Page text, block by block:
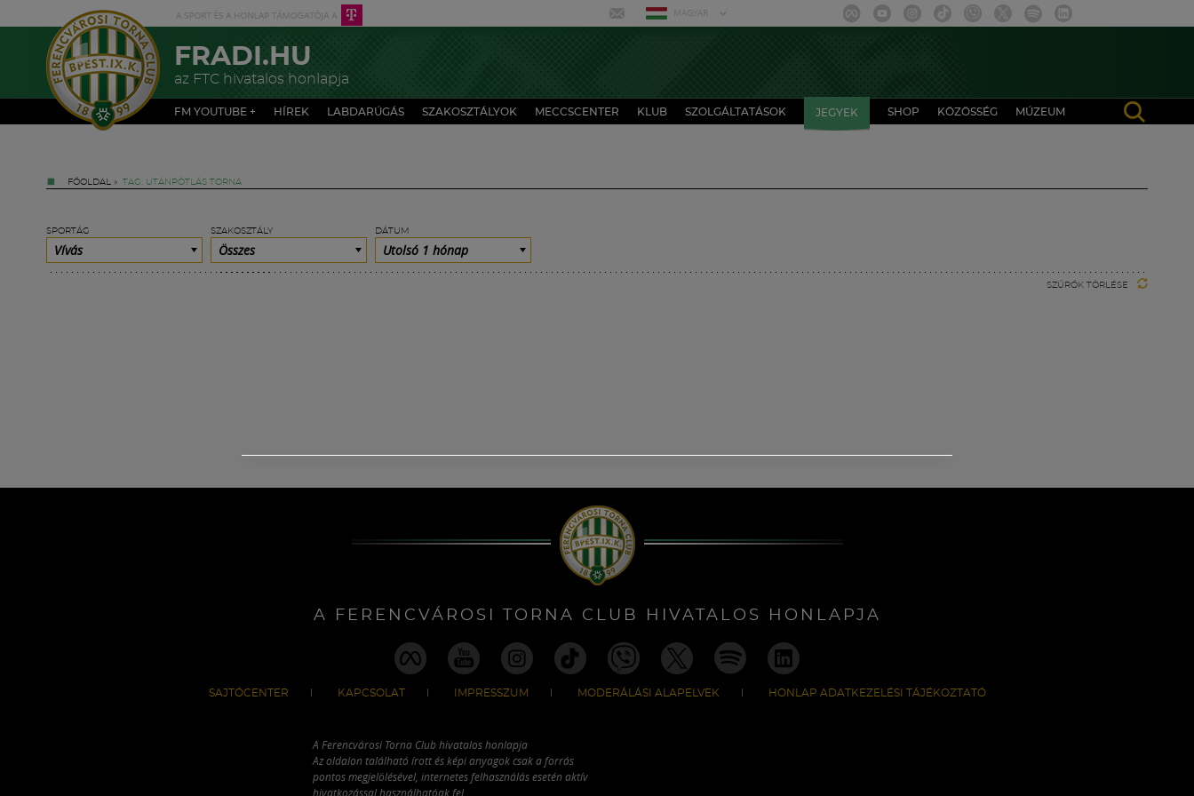
MAGYAR
FRADI.HU
az FTC hivatalos honlapja
FM YOUTUBE + HÍREK LABDARÚGÁS SZAKOSZTÁLYOK MECCSCENTER KLUB SZOLGÁLTATÁSOK JEGYEK SHOP KÖZÖSSÉG MÚZEUM
FŐOLDAL » TAG: UTÁNPÓTLÁS TORNA
SPORTÁG
Vívás
SZAKOSZTÁLY
Összes
DÁTUM
Utolsó 1 hónap
SZŰRŐK TÖRLÉSE
A FERENCVÁROSI TORNA CLUB HIVATALOS HONLAPJA
SAJTÓCENTER KAPCSOLAT IMPRESSZUM MODERÁLÁSI ALAPELVEK HONLAP ADATKEZELÉSI TÁJÉKOZTATÓ
A Ferencvárosi Torna Club hivatalos honlapja
Az oldalon található írott és képi anyagok csak a forrás
pontos megjelölésével, internetes felhasználás esetén aktív
hivatkozással használhatóak fel.